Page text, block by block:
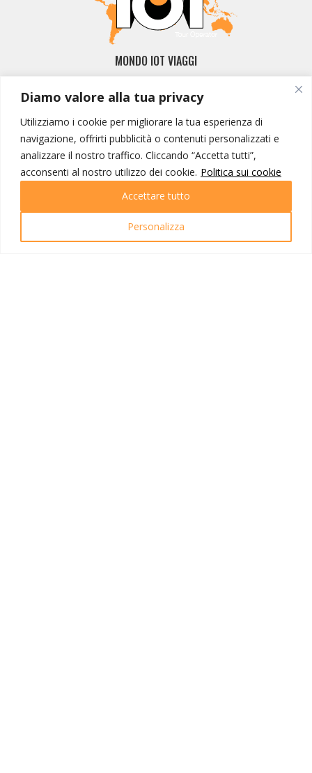
Diamo valore alla tua privacy
Utilizziamo i cookie per migliorare la tua esperienza di
navigazione, offrirti pubblicità o contenuti personalizzati e
analizzare il nostro traffico. Cliccando “Accetta tutti”,
acconsenti al nostro utilizzo dei cookie. Politica sui cookie
Personalizza
Accettare tutto
MONDO IOT VIAGGI
Contatti
I NOSTRI PRODOTTI
Destinazioni
Partenze
Emozioni di viaggio
Newsletter
Tutti i viaggi
Ricerca Viaggi